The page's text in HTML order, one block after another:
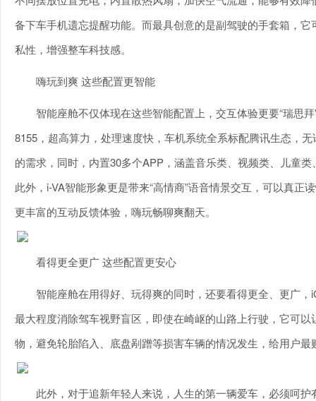
备下车手机遗忘提醒功能。而最具创意的是副驾驶的手套箱，
私性，增强整车科技感。
嗨玩到爽 这些配置更智能
智能座舱不仅体现在这些智能配置上，交互体验更要“瑞思
8155，超高算力，处理速度快，车机系统全系标配腾讯生态，
的需求，同时，内置30多个APP，涵盖音乐类、视频类、儿童
此外，i-VA智能形象更是带来“高情商”语音情景交互，可以真
更丰富的互动反馈体验，嗨玩畅聊爽翻天。
看得更全更广 这些配置更安心
智能座舱在用得好、玩得爽的同时，还要看得更全、更广
最大程度消除驾车视野盲区，即使在崎岖的山路上行驶，它可
物，避免轮胎陷入、底盘剐蹭等损害车辆的情况发生，给用户最
此外，对于追新年轻人来说，人生的第一辆爱车，必须呵